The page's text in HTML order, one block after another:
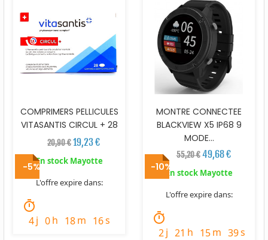
COMPRIMERS PELLICULES
VITASANTIS CIRCUL + 28
20,90 €19,23 €
En stock Mayotte
L'offre expire dans:
timer
4j 0h 18m 15s
MONTRE CONNECTEE
BLACKVIEW X5 IP68 9
MODE...
55,20 € 49,68 €
En stock Mayotte
L'offre expire dans:
timer
2j 21 h 15m 38s
-5% -10%